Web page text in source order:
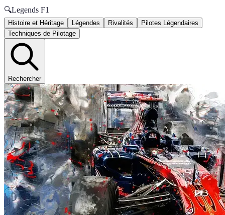
🔍Legends F1
Histoire et Héritage Légendes Rivalités
Pilotes Légendaires
Techniques de Pilotage
Rechercher